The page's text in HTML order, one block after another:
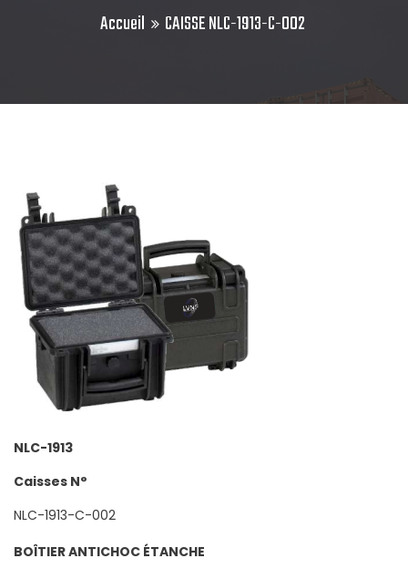
Accueil CAISSE NLC-1913-C-002
NLC-1913
Caisses N°
NLC-1913-C-002
BOÎTIER ANTICHOC ÉTANCHE